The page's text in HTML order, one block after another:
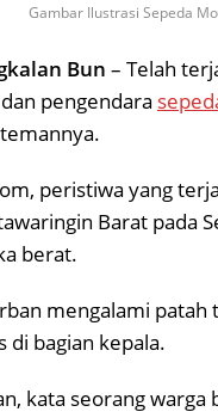
Gambar Ilustrasi Sepeda
Bun – Telah
pengendara
peristiwa yang
Barat pada
berat.
mengalami patah
di bagian kepala.
kata seorang warga